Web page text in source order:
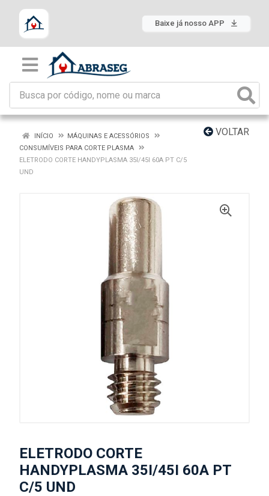
Baixe já nosso APP
VOLTAR
INÍCIO
MÁQUINAS E ACESSÓRIOS
CONSUMÍVEIS PARA CORTE PLASMA
ELETRODO CORTE HANDYPLASMA 35I/45I 60A PT C/5
UND
ELETRODO CORTE
HANDYPLASMA 35I/45I 60A PT
C/5 UND